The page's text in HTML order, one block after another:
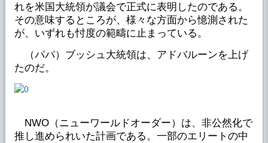
れを米国大統領が議会で正式に表明したのである。
その意味するところが、様々な方面から憶測された
が、いずれも忖度の範疇に止まっている。
（パパ）ブッシュ大統領は、アドバルーンを上げ
たのだ。
NWO（ニューワールドオーダー）は、非公然化で
推し進められいた計画である。一部のエリートの中